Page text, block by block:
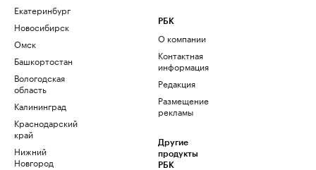
Екатеринбург
Новосибирск
Омск
Башкортостан
Вологодская
область
Калининград
Краснодарский
край
Нижний
Новгород
РБК
О компании
Контактная
информация
Редакция
Размещение
рекламы
Другие
продукты
РБК